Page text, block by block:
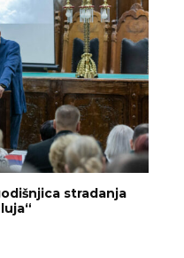
stradanja